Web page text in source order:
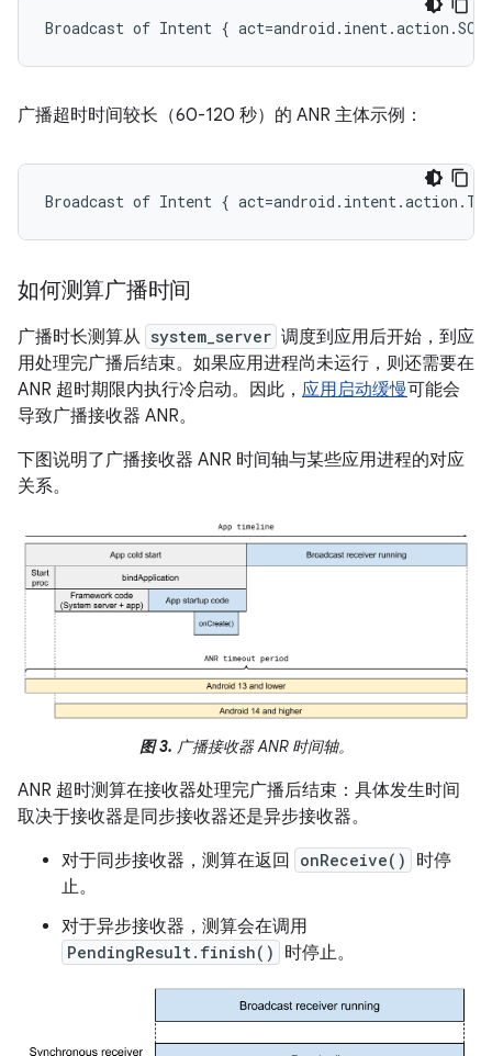
广播超时时间较长（60-120 秒）的 ANR 主体示例：
如何测算广播时间
广播时长测算从 system_server 调度到应用后开始，到应
用处理完广播后结束。如果应用进程尚未运行，则还需要在
ANR 超时期限内执行冷启动。因此， 应用启动缓慢可能会
导致广播接收器 ANR。
下图说明了广播接收器 ANR 时间轴与某些应用进程的对应
关系。
图 3. 广播接收器 ANR 时间轴。
ANR 超时测算在接收器处理完广播后结束：具体发生时间
取决于接收器是同步接收器还是异步接收器。
对于同步接收器，测算在返回
onReceive()
时停
止。
对于异步接收器，测算会在调用
PendingResult.finish() 时停止。